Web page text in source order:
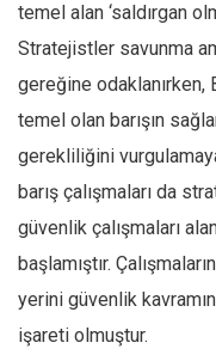
temel alan ‘saldırgan
Stratejistler savunma
gereğine odaklanırken,
temel olan barışın
gerekliliğini
barış çalışmaları da
güvenlik çalışmaları
başlamıştır.
yerini güvenlik
işareti olmuştur.